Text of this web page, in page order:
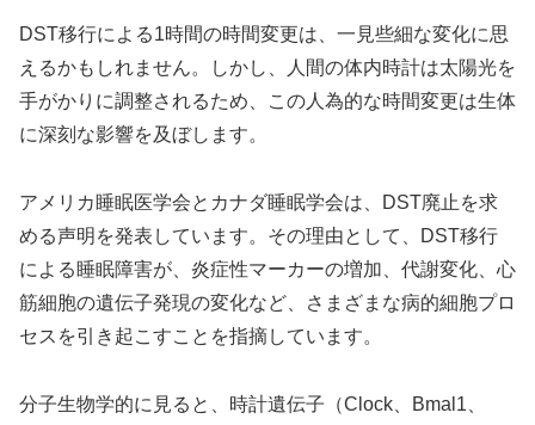
DST移行による1時間の時間変更は、一見些細な変化に思
えるかもしれません。しかし、人間の体内時計は太陽光を
手がかりに調整されるため、この人為的な時間変更は生体
に深刻な影響を及ぼします。
アメリカ睡眠医学会とカナダ睡眠学会は、DST廃止を求
める声明を発表しています。その理由として、DST移行
による睡眠障害が、炎症性マーカーの増加、代謝変化、心
筋細胞の遺伝子発現の変化など、さまざまな病的細胞プロ
セスを引き起こすことを指摘しています。
分子生物学的に見ると、時計遺伝子（Clock、Bmal1、